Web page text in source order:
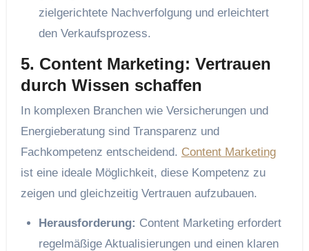
zielgerichtete Nachverfolgung und erleichtert
den Verkaufsprozess.
5. Content Marketing: Vertrauen
durch Wissen schaffen
In komplexen Branchen wie Versicherungen und
Energieberatung sind Transparenz und
Fachkompetenz entscheidend. Content Marketing
ist eine ideale Möglichkeit, diese Kompetenz zu
zeigen und gleichzeitig Vertrauen aufzubauen.
Herausforderung: Content Marketing erfordert
regelmäßige Aktualisierungen und einen klaren